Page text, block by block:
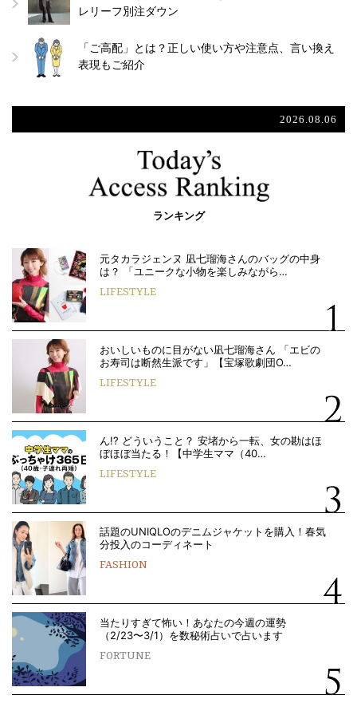
レリーフ別注ダウン
「ご高配」とは？正しい使い方や注意点、言い換え
表現もご紹介
2026.08.06
ランキング
元タカラジェンヌ 凪七瑠海さんのバッグの中身
は？ 「ユニークな小物を楽しみながら…
LIFESTYLE
おいしいものに目がない凪七瑠海さん 「エビの
お寿司は断然生派です」【宝塚歌劇団O…
LIFESTYLE
ん!? どういうこと？ 安堵から一転、女の勘はほ
ぼほぼ当たる！【中学生ママ（40…
LIFESTYLE
話題のUNIQLOのデニムジャケットを購入！春気
分投入のコーディネート
FASHION
当たりすぎて怖い！あなたの今週の運勢
（2/23〜3/1）を数秘術占いで占います
FORTUNE